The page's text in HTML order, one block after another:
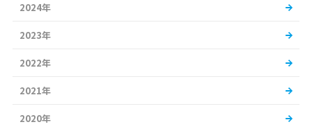
2024年
2023年
2022年
2021年
2020年